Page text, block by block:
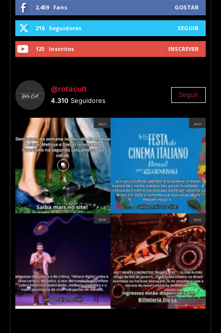
2,459 Fans GOSTAR
216 Seguidores SEGUIR
125 Inscritos INSCREVER
@rotacult
4.310 Seguidores
Seguir